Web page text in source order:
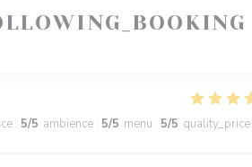
: 5/5 ambience : 5/5 menu : 5/5 quality_price